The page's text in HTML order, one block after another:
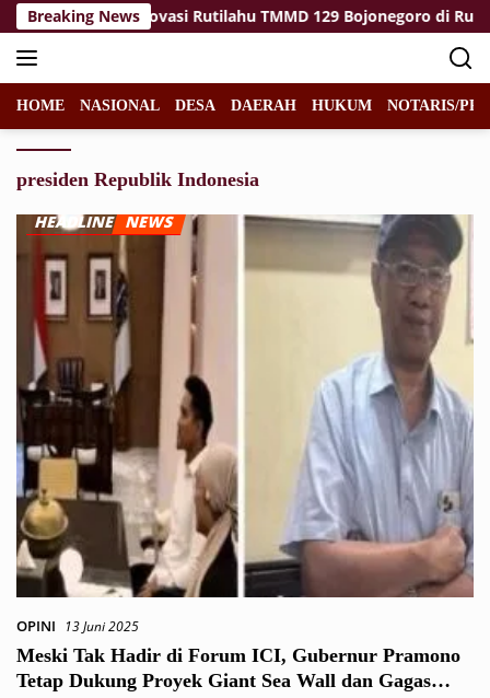
Langsung
ke
konten
Breaking NewsRenovasi Rutilahu TMMD 129 Bojonegoro di
HOME NASIONAL DESA DAERAH HUKUM NOTARIS/
presiden Republik Indonesia
OPINI 13 Juni 2025
Meski Tak Hadir di Forum ICI, Gubernur Pramono
Tetap Dukung Proyek Giant Sea Wall dan Gagas